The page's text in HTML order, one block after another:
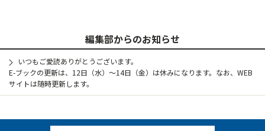
編集部からのお知らせ
いつもご愛読ありがとうございます。
E-ブックの更新は、12日（水）～14日（金）は休みになります。なお、WEB
サイトは随時更新します。